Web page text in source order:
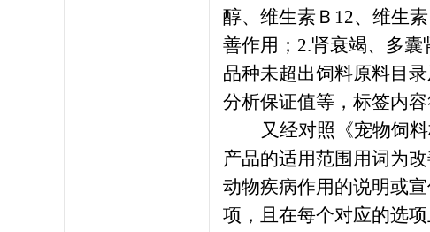
醇、维生素Ｂ 12、维生
善作用；2.肾衰竭、多囊
品种未超出饲料原料目
分析保证值等，标签内
又经对照《宠物饲
产品的适用范围用词为
动物疾病作用的说明或
项，且在每个对应的选